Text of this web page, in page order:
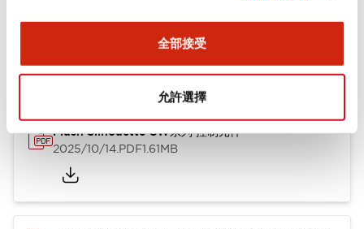
全部接受
允許選擇
型錄和宣傳手冊 CAD檔 認證與標準 技術文件
Flush Silhouette CW系列 控制元件
2025/10/14.PDF1.61MB